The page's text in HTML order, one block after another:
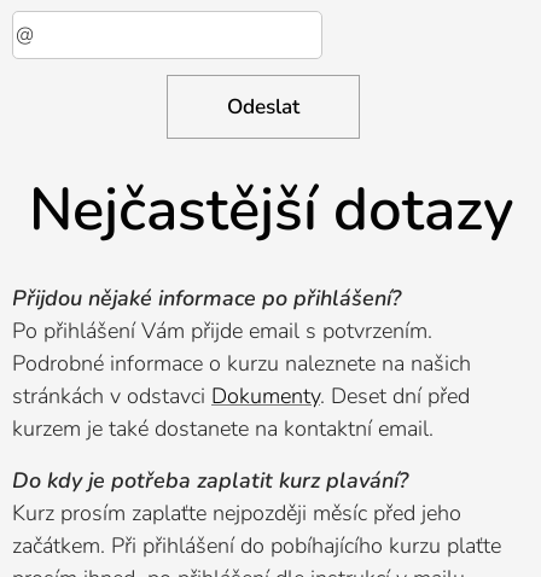
Odeslat
Nejčastější dotazy
Přijdou nějaké informace po přihlášení?
Po přihlášení Vám přijde email s potvrzením.
Podrobné informace o kurzu naleznete na našich
stránkách v odstavci Dokumenty. Deset dní před
kurzem je také dostanete na kontaktní email.
Do kdy je potřeba zaplatit kurz plavání?
Kurz prosím zaplaťte nejpozději měsíc před jeho
začátkem. Při přihlášení do pobíhajícího kurzu plaťte